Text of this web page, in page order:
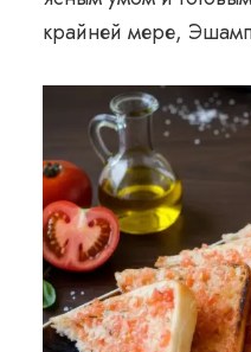
крайней мере,